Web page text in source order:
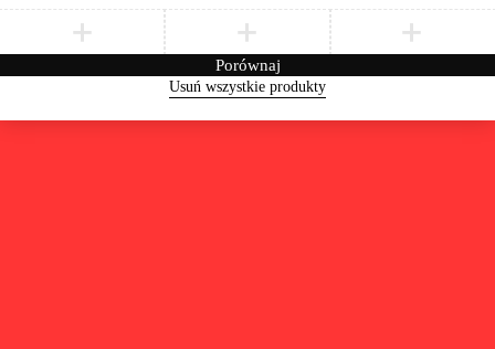
Porównaj
Usuń wszystkie produkty